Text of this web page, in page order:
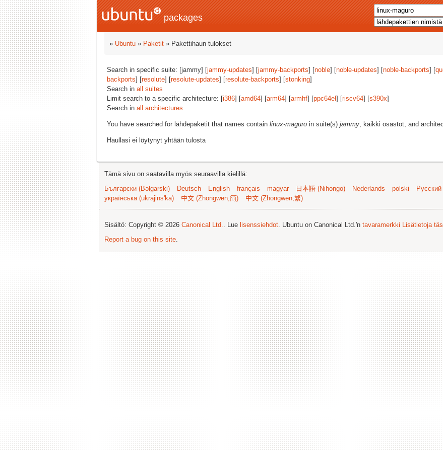
packages
» Ubuntu » Paketit » Pakettihaun tulokset
Search in specific suite: [jammy] [jammy-updates] [jammy-backports] [noble] [noble-updates] [noble-backports] [
backports] [resolute] [resolute-updates] [resolute-backports] [stonking]
Search in all suites
Limit search to a specific architecture: [i386] [amd64] [arm64] [armhf] [ppc64el ] [riscv64] [s390x]
Search in all architectures
You have searched for lähdepaketit that names contain linux-maguro in suite(s) jammy, kaikki osastot, and
Haullasi ei löytynyt yhtään tulosta
Tämä sivu on saatavilla myös seuraavilla kielillä:
Български (Bəlgarski)
Deutsch English français magyar 日本語 (Nihongo) Nederlands polski
українська (ukrajins'ka)
中文 (Zhongwen,简) 中文 (Zhongwen,繁)
Sisältö: Copyright © 2026 Canonical Ltd.. Lue lisenssiehdot. Ubuntu on Canonical Ltd.'n tavaramerkki Lisätietoja
Report a bug on this site.